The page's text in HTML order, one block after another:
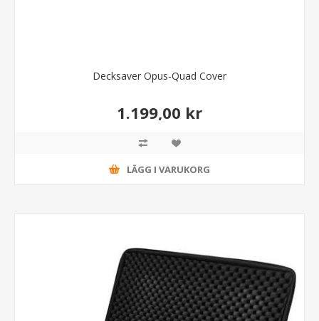
Decksaver Opus-Quad Cover
1.199,00 kr
LÄGG I VARUKORG